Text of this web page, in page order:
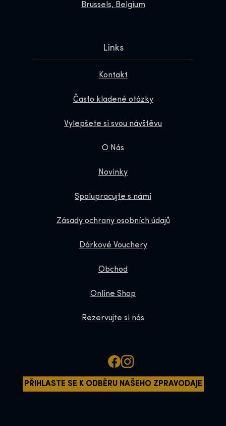
Brussels, Belgium
Links
Kontakt
Často kladené otázky
Vylepšete si svou návštěvu
O Nás
Novinky
Spolupracujte s námi
Zásady ochrany osobních údajů
Dárkové Vouchery
Obchod
Online Shop
Rezervujte si nás
PŘIHLASTE SE K ODBĚRU NAŠEHO ZPRAVODAJE